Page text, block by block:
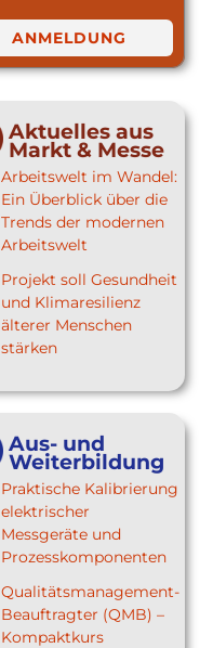
ANMELDUNG
Aktuelles aus
Markt & Messe
Arbeitswelt im Wandel:
Ein Überblick über die
Trends der modernen
Arbeitswelt
Projekt soll Gesundheit
und Klimaresilienz
älterer Menschen
stärken
Aus- und
Weiterbildung
Praktische Kalibrierung
elektrischer
Messgeräte und
Prozesskomponenten
Qualitätsmanagement-
Beauftragter (QMB) –
Kompaktkurs